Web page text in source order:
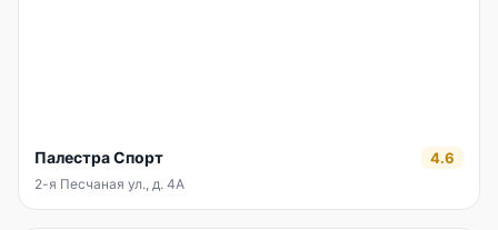
Палестра Спорт 4.6
2-я Песчаная ул., д. 4А